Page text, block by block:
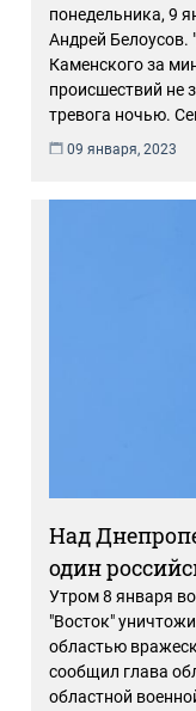
понедельника, 9
Андрей Белоусов.
Каменского за
происшествий не
тревога ночью.
09 января, 2023
Над
один
Утром 8 января
"Восток"
областью
сообщил глава
областной